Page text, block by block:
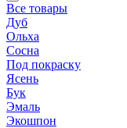
Все товары
Дуб
Ольха
Сосна
Под покраску
Ясень
Бук
Эмаль
Экошпон